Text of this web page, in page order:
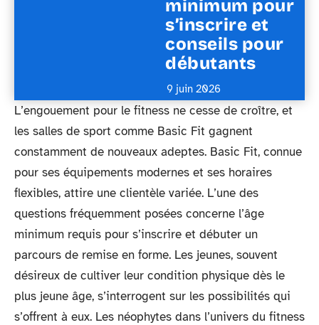
minimum pour
s’inscrire et
conseils pour
débutants
9 juin 2026
L’engouement pour le fitness ne cesse de croître, et
les salles de sport comme Basic Fit gagnent
constamment de nouveaux adeptes. Basic Fit, connue
pour ses équipements modernes et ses horaires
flexibles, attire une clientèle variée. L’une des
questions fréquemment posées concerne l’âge
minimum requis pour s’inscrire et débuter un
parcours de remise en forme. Les jeunes, souvent
désireux de cultiver leur condition physique dès le
plus jeune âge, s’interrogent sur les possibilités qui
s’offrent à eux. Les néophytes dans l’univers du fitness